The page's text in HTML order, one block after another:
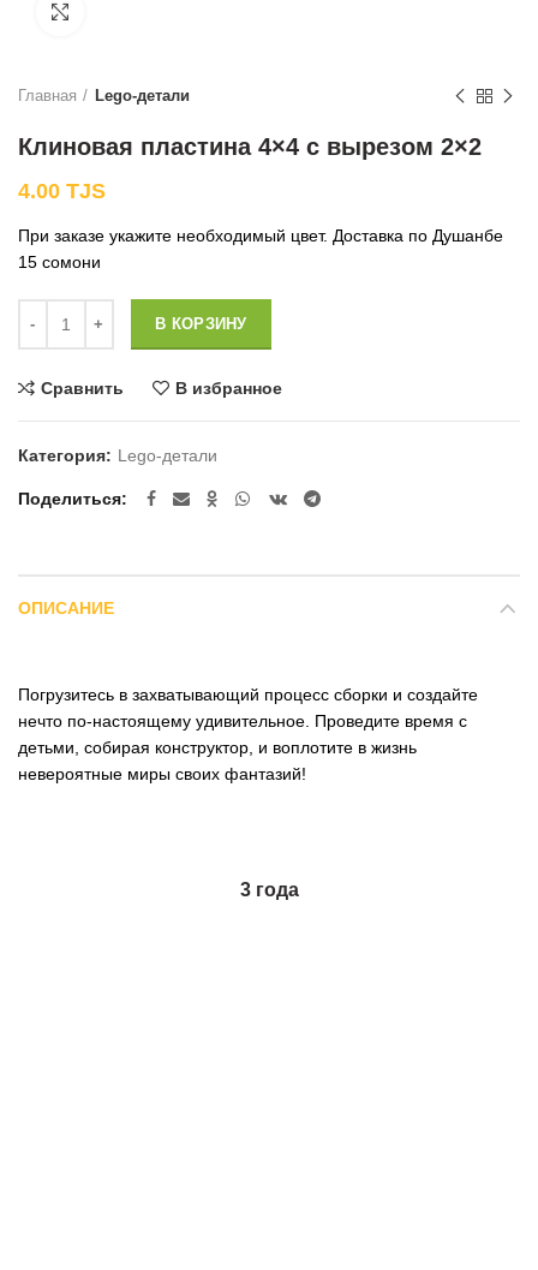
Главная Lego-детали
Клиновая пластина 4×4 с вырезом 2×2
4.00 TJS
При заказе укажите необходимый цвет. Доставка по Душанбе
15 сомони
В КОРЗИНУ
Сравнить В избранное
Категория: Lego-детали
Поделиться
ОПИСАНИЕ
Погрузитесь в захватывающий процесс сборки и создайте
нечто по-настоящему удивительное. Проведите время с
детьми, собирая конструктор, и воплотите в жизнь
невероятные миры своих фантазий!
3 года